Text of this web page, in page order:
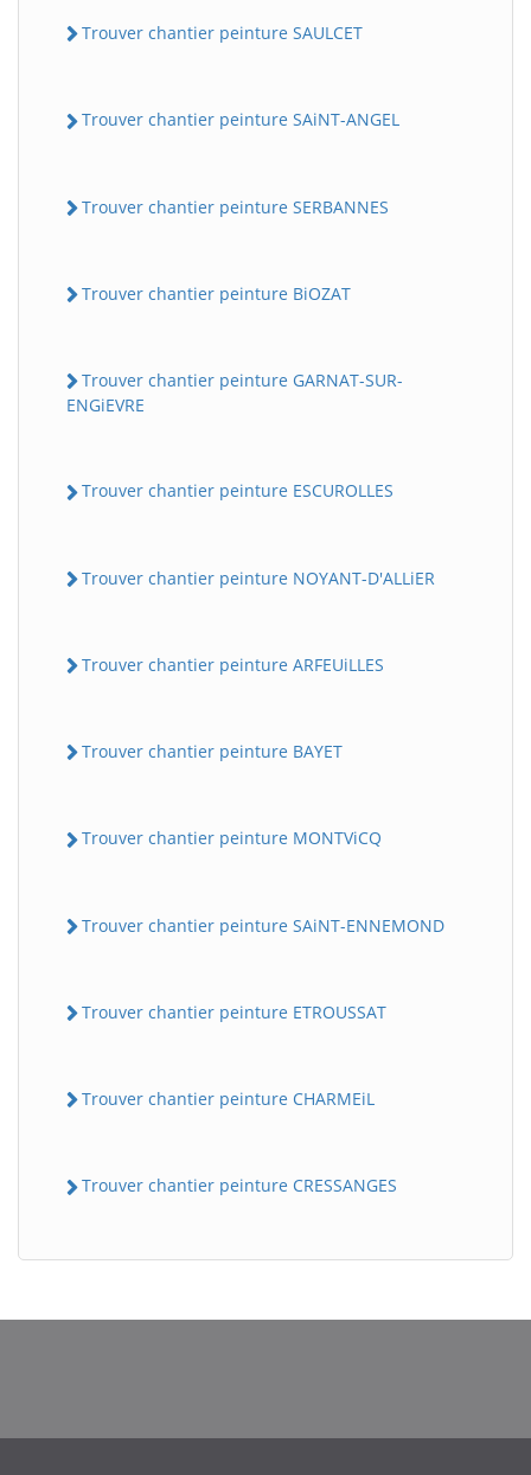
Trouver chantier peinture SAULCET
Trouver chantier peinture SAiNT-ANGEL
Trouver chantier peinture SERBANNES
Trouver chantier peinture BiOZAT
Trouver chantier peinture GARNAT-SUR-
ENGiEVRE
Trouver chantier peinture ESCUROLLES
Trouver chantier peinture NOYANT-D'ALLiER
Trouver chantier peinture ARFEUiLLES
Trouver chantier peinture BAYET
Trouver chantier peinture MONTViCQ
Trouver chantier peinture SAiNT-ENNEMOND
Trouver chantier peinture ETROUSSAT
Trouver chantier peinture CHARMEiL
Trouver chantier peinture CRESSANGES
B